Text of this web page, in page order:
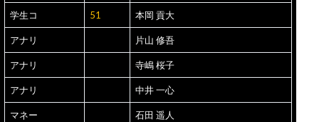
学生コ 51 本岡 貢大
アナリ 片山 修吾
アナリ 寺嶋 桜子
アナリ 中井 一心
マネー 石田 遥人